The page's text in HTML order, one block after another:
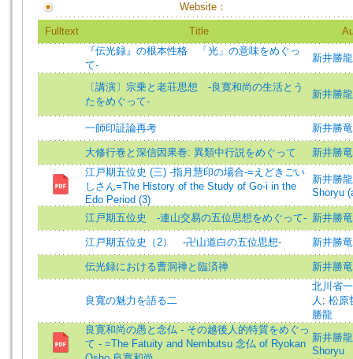
Website：
Fulltext Title
『伝光録』の根本性格 「光」の意味をめぐっ
て‐
新井勝
〔講演〕宗乗と老荘思想 ‐良寛和尚の生活とう
たをめぐって‐
新井勝
一師印証論再考 新井勝
大修行巻と深信因果巻: 異類中行説をめぐって
新井勝
江戸期五位史 (三) -指月慧印の場合-=えどきごい
しさん=The History of the Study of Go-i in the
Edo Period (3)
新井勝
Shoryu
江戸期五位史 ‐連山交易の五位思想をめぐって‐ 新井勝
江戸期五位史（2） ‐卍山道白の五位思想‐ 新井勝
伝光録における曹洞禅と臨済禅 新井勝
良寬の魅力を語る二
北川省一
人 ; 松原
勝龍
良寛和尚の愚と念仏 ‐ その越後人的特質をめぐっ
て ‐ =The Fatuity and Nembutsu 念仏 of Ryokan
新井勝
Shoryu